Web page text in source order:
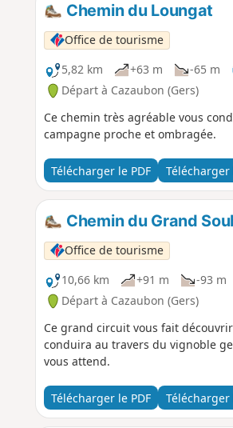
Chemin du Loungat
Office de tourisme
5,82 km
+63 m -65 m
Départ à Cazaubon (Gers)
Ce chemin très agréable vous
campagne proche et ombragée.
Télécharger le PDF Télécharger
Chemin du Grand
Office de tourisme
10,66 km
+91 m -93 m
Départ à Cazaubon (Gers)
Ce grand circuit vous fait
conduira au travers du vignoble
vous attend.
Télécharger le PDF Télécharger